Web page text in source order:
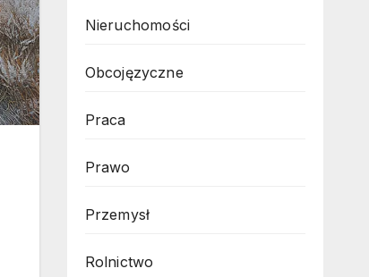
Nieruchomości
Obcojęzyczne
Praca
Prawo
Przemysł
Rolnictwo